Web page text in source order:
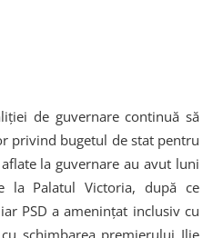
de guvernare continuă să
privind bugetul de stat pentru
la guvernare au avut luni
la Palatul Victoria, după ce
PSD a amenințat inclusiv cu